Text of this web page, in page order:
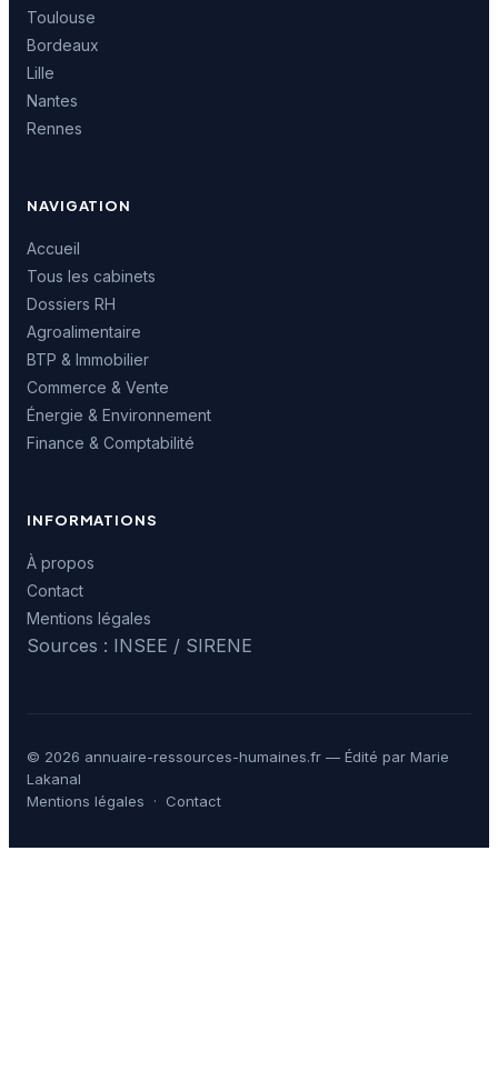
Toulouse
Bordeaux
Lille
Nantes
Rennes
NAVIGATION
Accueil
Tous les cabinets
Dossiers RH
Agroalimentaire
BTP & Immobilier
Commerce & Vente
Énergie & Environnement
Finance & Comptabilité
INFORMATIONS
À propos
Contact
Mentions légales
Sources : INSEE / SIRENE
© 2026 annuaire-ressources-humaines.fr — Édité par Marie
Lakanal
Mentions légales · Contact